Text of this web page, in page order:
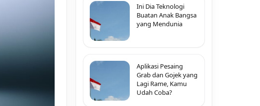
Ini Dia Teknologi
Buatan Anak Bangsa
yang Mendunia
Aplikasi Pesaing
Grab dan Gojek yang
Lagi Rame, Kamu
Udah Coba?